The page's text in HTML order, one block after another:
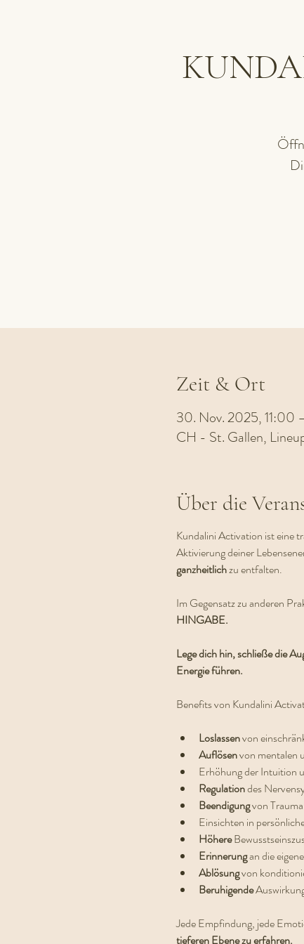
Zeit & Ort
30. Nov. 2025, 11:00
CH - St. Gallen,
Über die
Kundalini Activation ist eine
Aktivierung deiner
ganzheitlich zu entfalten.
Im Gegensatz zu anderen
HINGABE.
Lege dich hin, schließe die
Energie führen.
Benefits von Kundalini
Loslassen von
Auflösen von mentalen
Erhöhung der Intuition
Regulation des
Beendigung von
Einsichten in
Höhere
Erinnerung an die
Ablösung von
Beruhigende
Jede Empfindung, jede
tieferen Ebene zu erfahren.